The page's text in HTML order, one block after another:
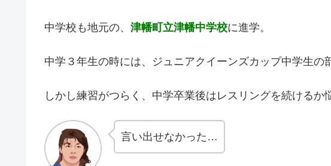
中学校も地元の、 津幡町立津幡中学校に進学。
中学３年生の時には、ジュニアクイーンズカップ中学生の
しかし練習がつらく、中学卒業後はレスリングを続けるか
言い出せなかった…